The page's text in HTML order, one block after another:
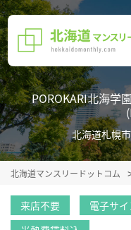
POROKARI北海学
北海道札幌
北海道マンスリードットコム
来店不要 電子サ